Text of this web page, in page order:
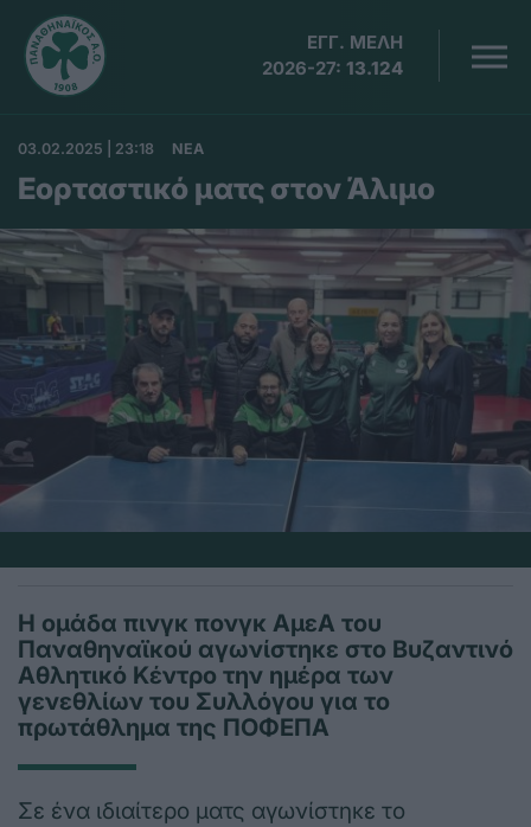
ΕΓΓ. ΜΕΛΗ
2026-27: 13.124
03.02.2025 | 23:18 ΝΕΑ
Εορταστικό ματς στον Άλιμο
Η ομάδα πινγκ πονγκ ΑμεΑ του
Παναθηναϊκού αγωνίστηκε στο Βυζαντινό
Αθλητικό Κέντρο την ημέρα των
γενεθλίων του Συλλόγου για το
πρωτάθλημα της ΠΟΦΕΠΑ
Σε ένα ιδιαίτερο ματς αγωνίστηκε το